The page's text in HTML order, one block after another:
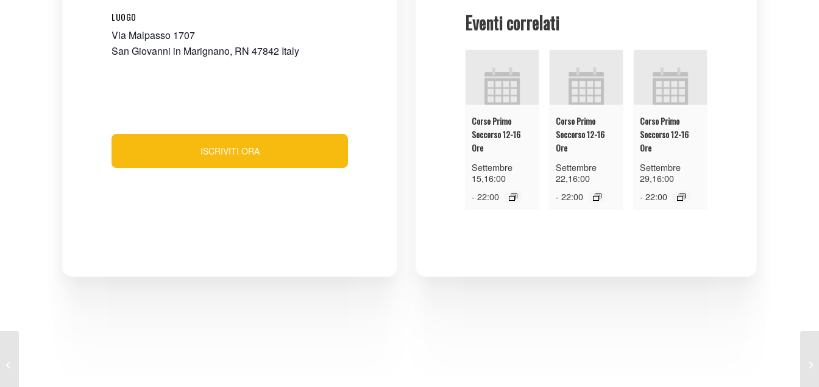
Eventi correlati
Corso Primo
Soccorso 12-16
Ore
Settembre
15,16:00
- 22:00
Corso Primo
Soccorso 12-16
Ore
Settembre
22,16:00
- 22:00
Corso Primo
Soccorso 12-16
Ore
Settembre
29,16:00
- 22:00
LUOGO
Via Malpasso 1707
San Giovanni in Marignano, RN 47842 Italy
ISCRIVITI ORA